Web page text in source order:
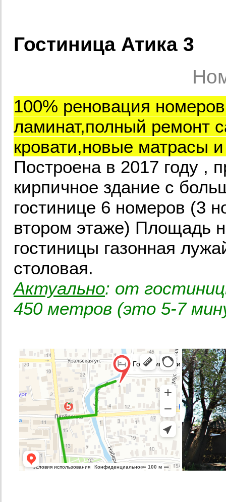
Гостиница Атика 3
100% реновация
ламинат,полный ремонт
кровати,новые матрасы
Построена в 2017 году ,
кирпичное здание с
гостинице 6 номеров (3
втором этаже) Площадь
гостиницы газонная
столовая.
Актуально: от
450 метров (это 5-7